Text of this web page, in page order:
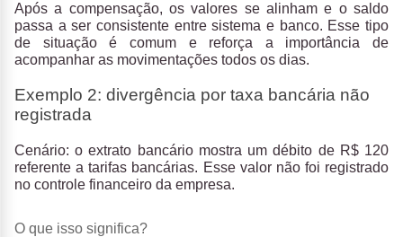
Após a compensação, os valores se alinham e o saldo
passa a ser consistente entre sistema e banco. Esse tipo
de situação é comum e reforça a importância de
acompanhar as movimentações todos os dias.
Exemplo 2: divergência por taxa bancária não
registrada
Cenário:o extrato bancário mostra um débito de R$ 120
referente a tarifas bancárias. Esse valor não foi registrado
no controle financeiro da empresa.
O que isso significa?